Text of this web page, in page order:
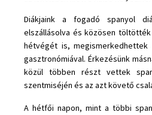
Diákjaink a fogadó spanyol
elszállásolva és közösen
hétvégét is, megismerkedhettek
gasztronómiával. Érkezésünk
közül többen részt vettek
szentmiséjén és az azt követő
A hétfői napon, mint a többi